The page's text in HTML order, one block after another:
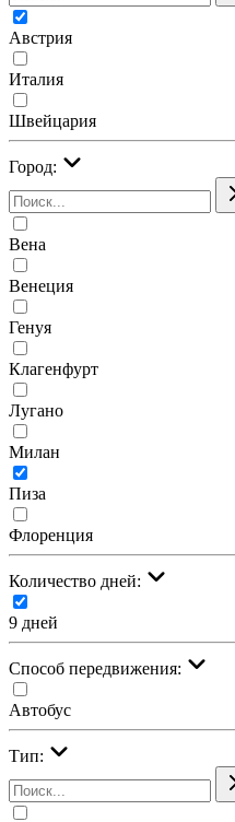
Австрия
Италия
Швейцария
Город:
Вена
Венеция
Генуя
Клагенфурт
Лугано
Милан
Пиза
Флоренция
Количество дней:
9 дней
Cпособ передвижения:
Автобус
Тип: